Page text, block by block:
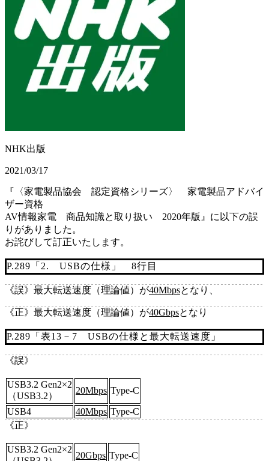
NHK出版
2021/03/17
『〈家電製品協会 認定資格シリーズ〉 家電製品アドバイ
ザー資格
AV情報家電 商品知識と取り扱い 2020年版』に以下の誤
りがありました。
お詫びして訂正いたします。
P.289「2. USBの仕様」 8行目
《誤》 最大転送速度（理論値）が40Mbpsとなり、
《正》 最大転送速度（理論値）が40Gbpsとなり
P.289「表13－7 USBの仕様と最大転送速度」
《誤》
USB3.2 Gen2×2
（USB3.2）
20Mbps Type‐C
USB4 40Mbps Type‐C
《正》
USB3.2 Gen2×2
20Gbps Type‐C